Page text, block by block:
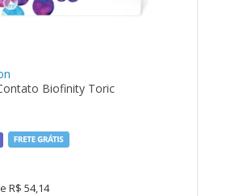
Biofinity Toric
R$ 54,14